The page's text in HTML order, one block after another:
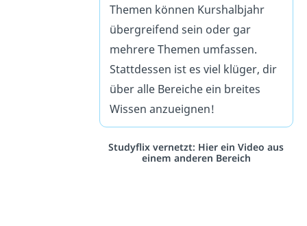
Themen können Kurshalbjahr
übergreifend sein oder gar
mehrere Themen umfassen.
Stattdessen ist es viel klüger, dir
über alle Bereiche ein breites
Wissen anzueignen!
Studyflix vernetzt: Hier ein Video aus
einem anderen Bereich